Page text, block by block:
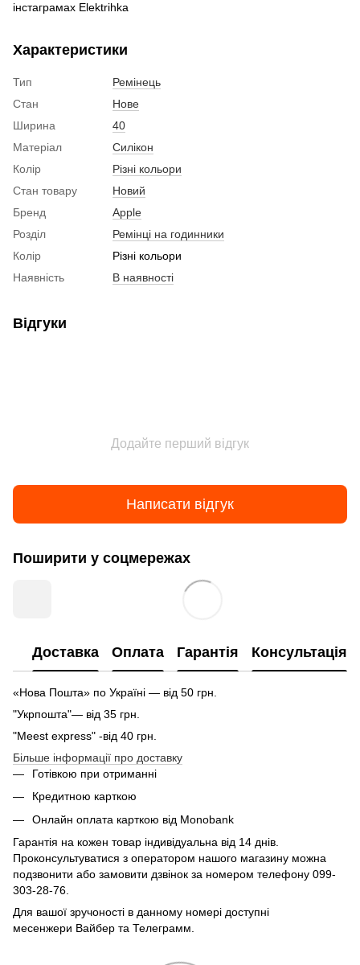
інстаграмах Elektrihka
Характеристики
Тип
Ремінець
Стан
Нове
Ширина
40
Матеріал
Силікон
Колір
Різні кольори
Стан товару
Новий
Бренд
Apple
Розділ
Ремінці на годинники
Колір
Різні кольори
Наявність
В наявності
Відгуки
Додайте перший відгук
Написати відгук
Поширити у соцмережах
Доставка Оплата Гарантія Консультація
«Нова Пошта» по Україні — від 50 грн.
"Укрпошта"— від 35 грн.
"Meest express" -від 40 грн.
Більше інформації про доставку
Готівкою при отриманні
Кредитною карткою
Онлайн оплата карткою від Monobank
Гарантія на кожен товар індивідуальна від 14 днів.
Проконсультуватися з оператором нашого магазину можна
подзвонити або замовити дзвінок за номером телефону 099-
303-28-76.
Для вашої зручоності в данному номері доступні
месенжери Вайбер та Телеграмм.